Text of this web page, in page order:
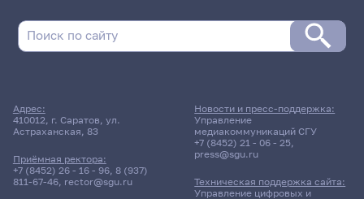
Адрес:
410012, г. Саратов, ул.
Астраханская, 83
Приёмная ректора:
+7 (8452) 26 - 16 - 96, 8 (937)
811-67-46, rector@sgu.ru
Новости и пресс-поддержка:
Управление
медиакоммуникаций СГУ
+7 (8452) 21 - 06 - 25,
press@sgu.ru
Техническая поддержка сайта:
Управление цифровых и